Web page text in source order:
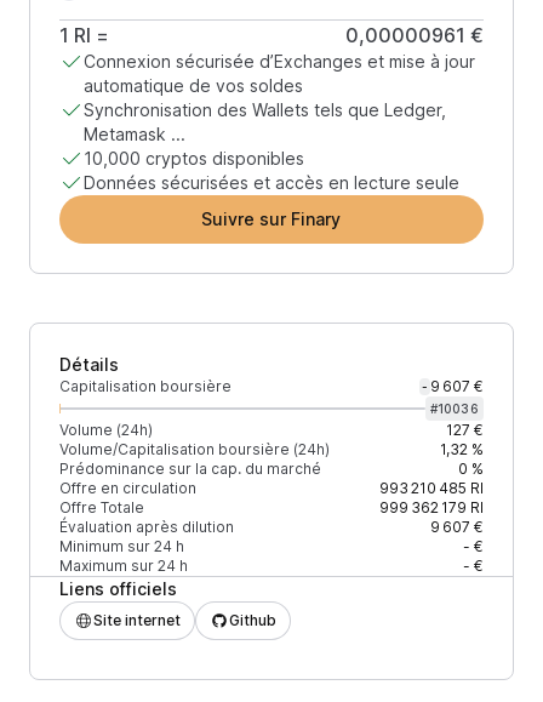
1 RI = 0,00000961 €
Connexion sécurisée d’Exchanges et mise à jour
automatique de vos soldes
Synchronisation des Wallets tels que Ledger,
Metamask ...
10,000 cryptos disponibles
Données sécurisées et accès en lecture seule
Suivre sur Finary
Détails
Capitalisation boursière - 9 607 €
#10036
Volume (24h)
127 €
Volume/Capitalisation boursière (24h)
1,32 %
Prédominance sur la cap. du marché
0 %
Offre en circulation
993 210 485 RI
Offre Totale
999 362 179 RI
Évaluation après dilution
9 607 €
Minimum sur 24 h
- €
Maximum sur 24 h
- €
Liens officiels
Site internet Github